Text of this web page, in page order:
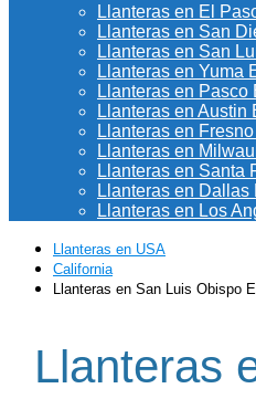
Llanteras en El
Llanteras en San
Llanteras en San
Llanteras en Yuma
Llanteras en Pasco
Llanteras en Austin
Llanteras en
Llanteras en
Llanteras en Santa
Llanteras en Dallas
Llanteras en Los
Llanteras en USA
California
Llanteras en San Luis Obispo
Llanteras